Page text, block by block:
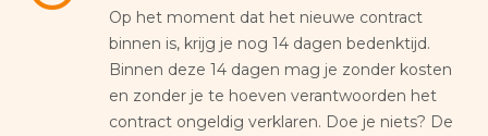
Op het moment dat het nieuwe contract
binnen is, krijg je nog 14 dagen bedenktijd.
Binnen deze 14 dagen mag je zonder kosten
en zonder je te hoeven verantwoorden het
contract ongeldig verklaren. Doe je niets? De